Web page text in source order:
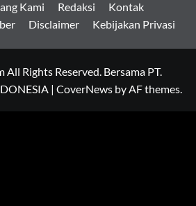
Kami Redaksi
Kontak
Disclaimer Kebijakan Privasi
Rights Reserved. Bersama PT.
| CoverNews by AF themes.